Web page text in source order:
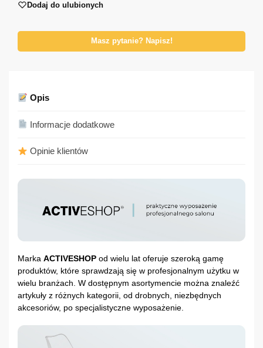
Dodaj do ulubionych
Masz pytanie? Napisz!
Opis
Informacje dodatkowe
Opinie klientów
Marka ACTIVESHOP od wielu lat oferuje szeroką gamę
produktów, które sprawdzają się w profesjonalnym użytku w
wielu branżach. W dostępnym asortymencie można znaleźć
artykuły z różnych kategorii, od drobnych, niezbędnych
akcesoriów, po specjalistyczne wyposażenie.